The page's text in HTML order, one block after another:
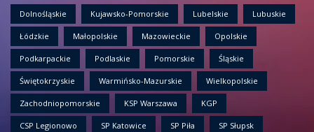
Dolnośląskie Kujawsko-Pomorskie Lubelskie Lubuskie
Łódzkie Małopolskie Mazowieckie Opolskie
Podkarpackie Podlaskie Pomorskie Śląskie
Świętokrzyskie Warmińsko-Mazurskie Wielkopolskie
Zachodniopomorskie KSP Warszawa KGP
CSP Legionowo SP Katowice SP Piła SP Słupsk